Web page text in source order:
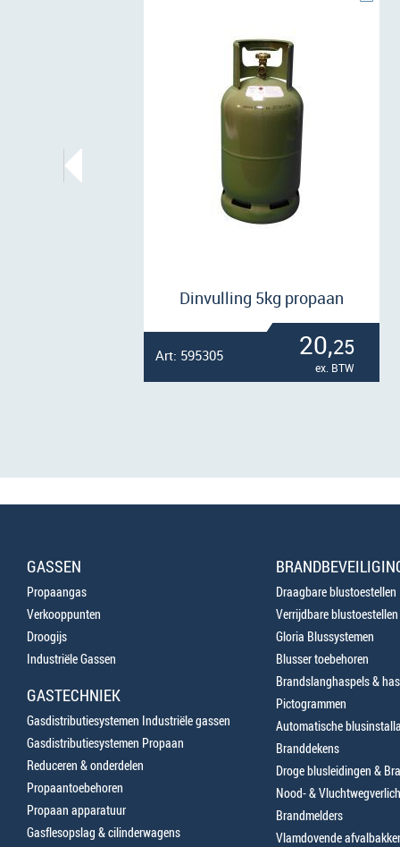
Dinvulling 5kg propaan
20,25
ex. BTW
Art: 595305
GASSEN
Propaangas
Verkooppunten
Droogijs
Industriële Gassen
GASTECHNIEK
Gasdistributiesystemen Industriële gassen
Gasdistributiesystemen Propaan
Reduceren & onderdelen
Propaantoebehoren
Propaan apparatuur
Gasflesopslag & cilinderwagens
Draagbare blustoestellen
Verrijdbare blustoestellen
Gloria Blussystemen
Blusser toebehoren
Brandslanghaspels &
Pictogrammen
Automatische
Branddekens
Droge blusleidingen &
Nood- &
Brandmelders
Vlamdovende